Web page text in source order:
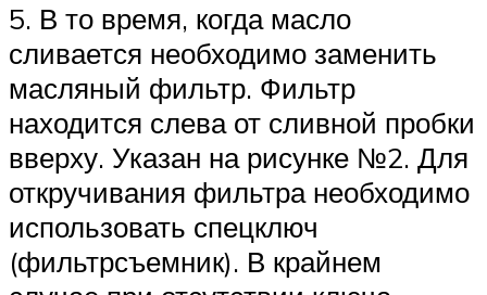
5. В то время, когда масло
сливается необходимо заменить
масляный фильтр. Фильтр
находится слева от сливной пробки
вверху. Указан на рисунке №2. Для
откручивания фильтра необходимо
использовать спецключ
(фильтрсъемник). В крайнем